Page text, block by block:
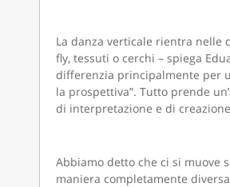
La danza verticale rientra nelle
fly, tessuti o cerchi – spiega
differenzia principalmente per
la prospettiva”. Tutto prende
di interpretazione e di
Abbiamo detto che ci si muove
maniera completamente